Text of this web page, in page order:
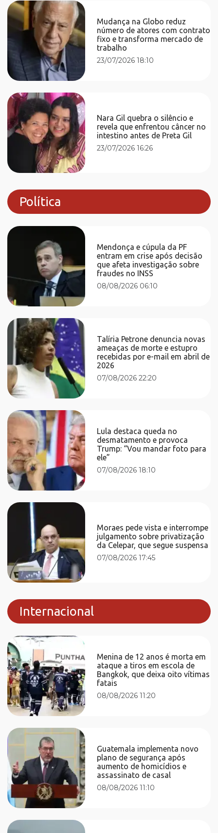
Mudança na Globo reduz
número de atores com contrato
fixo e transforma mercado de
trabalho
23/07/2026 18:10
Nara Gil quebra o silêncio e
revela que enfrentou câncer no
intestino antes de Preta Gil
23/07/2026 16:26
Política
Mendonça e cúpula da PF
entram em crise após decisão
que afeta investigação sobre
fraudes no INSS
08/08/2026 06:10
Talíria Petrone denuncia novas
ameaças de morte e estupro
recebidas por e-mail em abril de
2026
07/08/2026 22:20
Lula destaca queda no
desmatamento e provoca
Trump: “Vou mandar foto para
ele”
07/08/2026 18:10
Moraes pede vista e interrompe
julgamento sobre privatização
da Celepar, que segue suspensa
07/08/2026 17:45
Internacional
Menina de 12 anos é morta em
ataque a tiros em escola de
Bangkok, que deixa oito vítimas
fatais
08/08/2026 11:20
Guatemala implementa novo
plano de segurança após
aumento de homicídios e
assassinato de casal
08/08/2026 11:10